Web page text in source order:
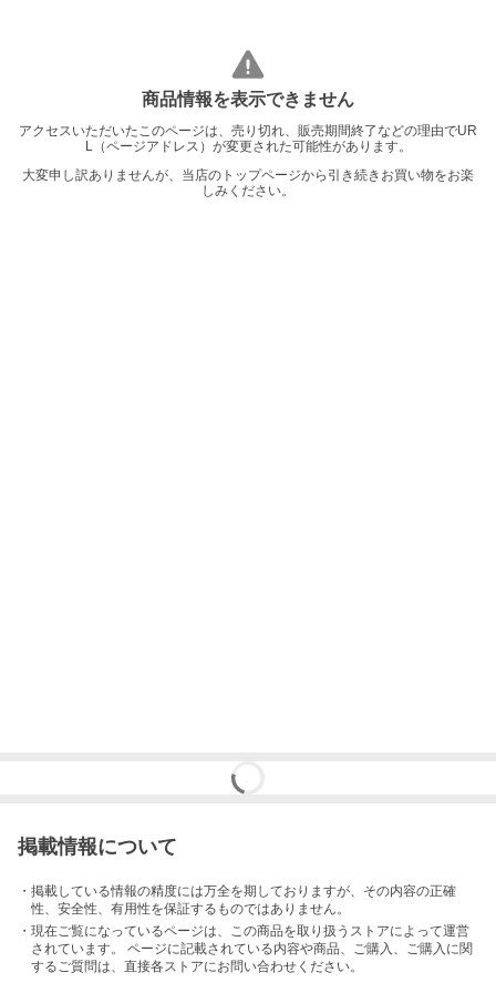
商品情報を表示できません
アクセスいただいたこのページは、売り切れ、販売期間終了などの理由でUR
L（ページアドレス）が変更された可能性があります。
大変申し訳ありませんが、当店のトップページから引き続きお買い物をお楽
しみください。
掲載情報について
・掲載している情報の精度には万全を期しておりますが、その内容の正確
性、安全性、有用性を保証するものではありません。
・現在ご覧になっているページは、この商品を取り扱うストアによって運営
されています。 ページに記載されている内容や商品、ご購入 、ご購入に関
するご質問は、直接各ストアにお問い合わせください。